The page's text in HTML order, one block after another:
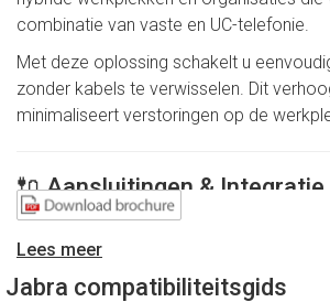
combinatie van vaste en UC-telefonie.
Met deze oplossing schakelt u
zonder kabels te verwisselen. Dit
minimaliseert verstoringen op de
🔌 Aansluitingen & Integratie
headsets
RJ-aansluiting voor vaste telefoon
Lees meer
Jabra compatibiliteitsgids